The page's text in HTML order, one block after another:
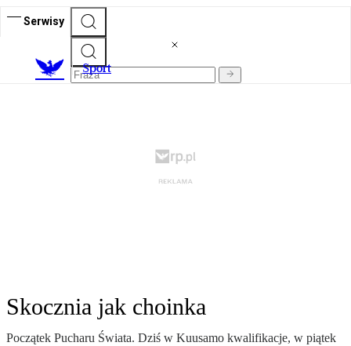
Serwisy
Sport
Skocznia jak choinka
Początek Pucharu Świata. Dziś w Kuusamo kwalifikacje, w piątek